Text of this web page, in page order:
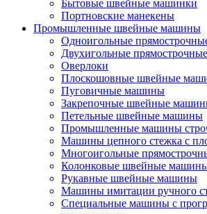
Бытовые швейные машинки
Портновские манекены
Промышленные швейные машины
Одноигольные
Двухигольные
Оверлоки
Плоскошовные швейные
Пуговичные машины
Закрепочные швейные
Петельные швейные машины
Промышленные машины
Машины цепного стежка с
Многоигольные
Колонковые швейные
Рукавные швейные машины
Машины имитации ручного
Специальные машины с